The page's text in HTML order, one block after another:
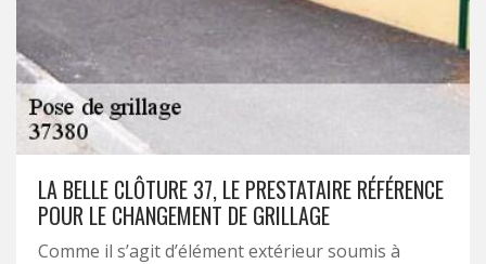
LA BELLE CLÔTURE 37, LE PRESTATAIRE RÉFÉRENCE
POUR LE CHANGEMENT DE GRILLAGE
Comme il s’agit d’élément extérieur soumis à